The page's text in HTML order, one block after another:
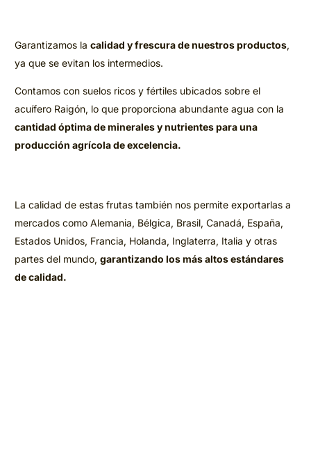
Garantizamos lacalidad y frescura de nuestros productos,
ya que se evitan los intermedios.
Contamos con suelos ricos y fértiles ubicados sobre el
acuífero Raigón, lo que proporciona abundante agua con la
cantidad óptima de minerales y nutrientes para una
producción agrícola de excelencia.
La calidad de estas frutas también nos permite exportarlas a
mercados como Alemania, Bélgica, Brasil, Canadá, España,
Estados Unidos, Francia, Holanda, Inglaterra, Italia y otras
partes del mundo,garantizando los más altos estándares
de calidad.